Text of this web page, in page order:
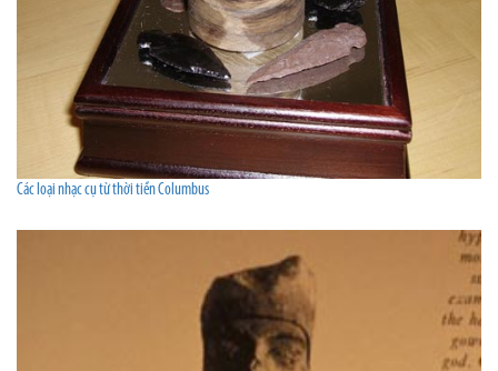
Các loại nhạc cụ từ thời tiền Columbus